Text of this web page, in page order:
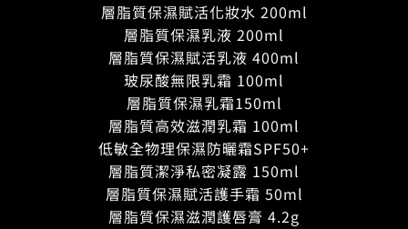
層脂質保濕賦活化妝水 200ml
層脂質保濕乳液 200ml
層脂質保濕賦活乳液 400ml
玻尿酸無限乳霜 100ml
層脂質保濕乳霜150ml
層脂質高效滋潤乳霜 100ml
低敏全物理保濕防曬霜SPF50+
層脂質潔淨私密凝露 150ml
層脂質保濕賦活護手霜 50ml
層脂質保濕滋潤護唇膏 4.2g